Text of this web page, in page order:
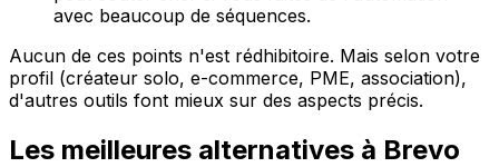
avec beaucoup de séquences.
Aucun de ces points n'est rédhibitoire. Mais selon votre
profil (créateur solo, e-commerce, PME, association),
d'autres outils font mieux sur des aspects précis.
Les meilleures alternatives à Brevo